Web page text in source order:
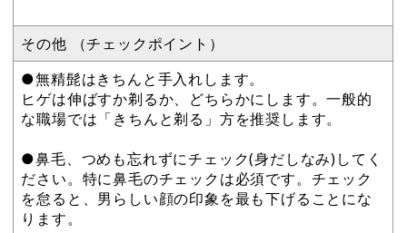
その他 （チェックポイント）
●無精髭はきちんと手入れします。
ヒゲは伸ばすか剃るか、どちらかにします。一般的
な職場では「きちんと剃る」方を推奨します。
●鼻毛、つめも忘れずにチェック(身だしなみ)してく
ださい。特に鼻毛のチェックは必須です。チェック
を怠ると、男らしい顔の印象を最も下げることにな
ります。